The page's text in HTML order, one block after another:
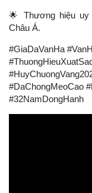
🌟
Thương hiệu
Châu Á.
#GiaDaVanHa
#DaChongMeoCao
#32NamDongHanh